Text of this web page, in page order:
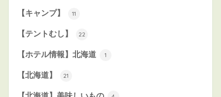
【キャンプ】 11
【テントむし】 22
【ホテル情報】北海道 1
【北海道】 21